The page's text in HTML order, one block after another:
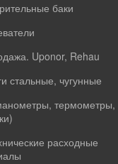
баки
Uponor, Rehau
стальные, чугунные
термометры,
расходные